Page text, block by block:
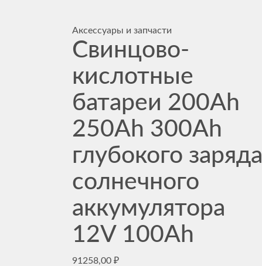
Аксессуары и запчасти
Свинцово-
кислотные
батареи 200Ah
250Ah 300Ah
глубокого заряда
солнечного
аккумулятора
12V 100Ah
91258,00₽